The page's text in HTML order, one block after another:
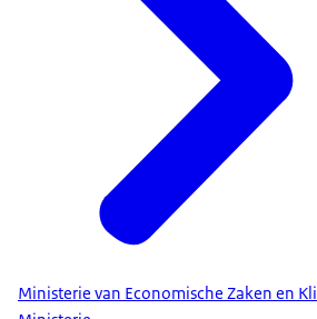
Ministerie van Economische Zaken en